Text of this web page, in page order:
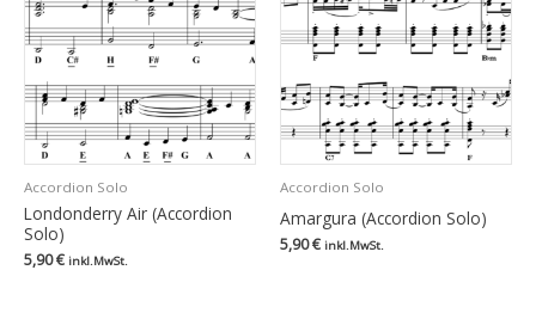
Accordion Solo
Londonderry Air (Accordion
Solo)
5,90€ inkl.MwSt.
Accordion Solo
Amargura (Accordion Solo)
5,90€ inkl.MwSt.